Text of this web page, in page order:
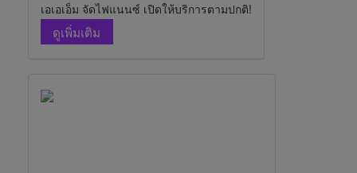
เอเอเอ็ม จัดไฟแนนซ์ เปิดให้บริการตามปกติ!
ดูเพิ่มเติม